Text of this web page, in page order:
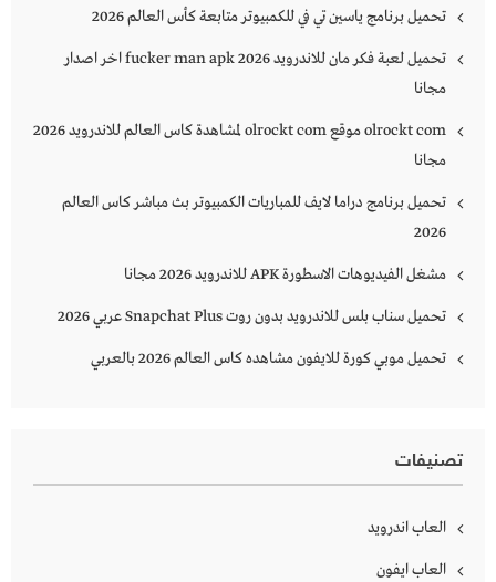
تحميل برنامج ياسين تي في للكمبيوتر متابعة كأس العالم 2026
تحميل لعبة فكر مان للاندرويد 2026 fucker man apk اخر اصدار
مجانا
olrockt com موقع olrockt com لمشاهدة كاس العالم للاندرويد 2026
مجانا
تحميل برنامج دراما لايف للمباريات الكمبيوتر بث مباشر كاس العالم
2026
مشغل الفيديوهات الاسطورة APK للاندرويد 2026 مجانا
تحميل سناب بلس للاندرويد بدون روت Snapchat Plus‏ عربي 2026
تحميل موبي كورة للايفون مشاهده كاس العالم 2026 بالعربي
تصنيفات
العاب اندرويد
العاب ايفون